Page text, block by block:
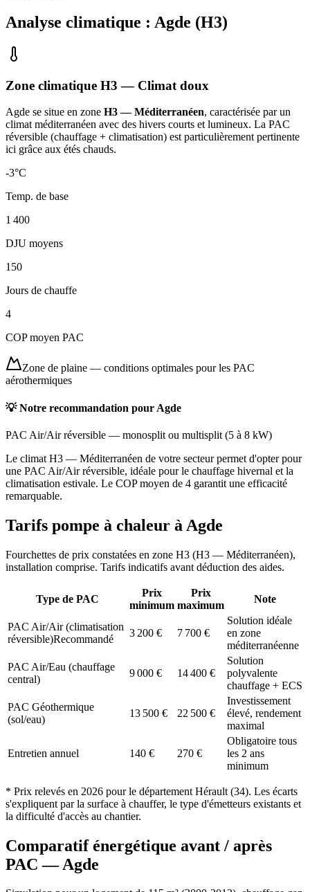
Analyse climatique : Agde (H3)
Zone climatique H3 — Climat doux
Agde se situe en zone H3 — Méditerranéen, caractérisée par un
climat méditerranéen avec des hivers courts et lumineux. La PAC
réversible (chauffage + climatisation) est particulièrement pertinente
ici grâce aux étés chauds.
-3°C
Temp. de base
1 400
DJU moyens
150
Jours de chauffe
4
COP moyen PAC
Zone de plaine — conditions optimales pour les PAC
aérothermiques
💡 Notre recommandation pour Agde
PAC Air/Air réversible — monosplit ou multisplit (5 à 8 kW)
Le climat H3 — Méditerranéen de votre secteur permet d'opter pour
une PAC Air/Air réversible, idéale pour le chauffage hivernal et la
climatisation estivale. Le COP moyen de 4 garantit une efficacité
remarquable.
Tarifs pompe à chaleur à Agde
Fourchettes de prix constatées en zone H3 (H3 — Méditerranéen),
installation comprise. Tarifs indicatifs avant déduction des aides.
Type de PAC
Prix
minimum
Prix
maximum
Note
PAC Air/Air (climatisation
réversible)Recommandé
3 200 € 7 700 €
Solution idéale
en zone
méditerranéenne
PAC Air/Eau (chauffage
central)
9 000 € 14 400 €
Solution
polyvalente
chauffage + ECS
PAC Géothermique
(sol/eau)
13 500 € 22 500 €
Investissement
élevé, rendement
maximal
Entretien annuel 140 € 270 €
Obligatoire tous
les 2 ans
minimum
* Prix relevés en 2026 pour le département Hérault (34). Les écarts
s'expliquent par la surface à chauffer, le type d'émetteurs existants et
la difficulté d'accès au chantier.
Comparatif énergétique avant / après
PAC —Agde